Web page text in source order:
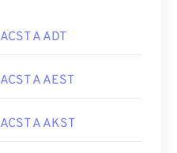
ACST A ADT
ACST A AEST
ACST A AKST